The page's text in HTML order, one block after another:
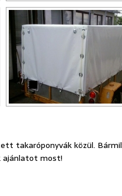
takaróponyvák közül.
ajánlatot most!